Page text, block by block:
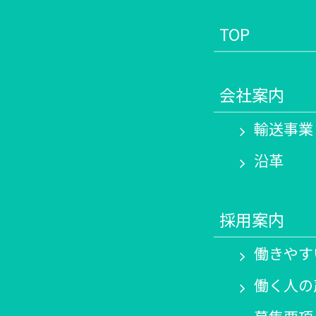
TOP
会社案内
輸送事業
沿革
採用案内
働きや
働く人